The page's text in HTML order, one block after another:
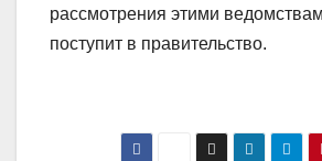
рассмотрения этими
поступит в правительство.